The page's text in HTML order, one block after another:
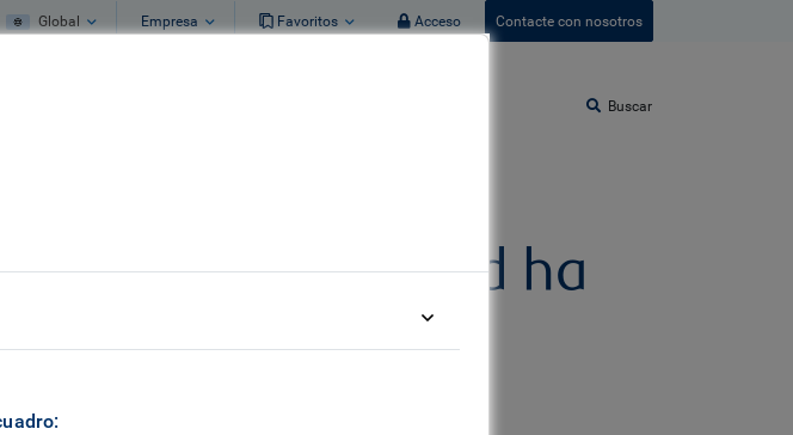
Global Empresa Favoritos Acceso Contacte con nosotros
Buscar
La inestabilidad ha